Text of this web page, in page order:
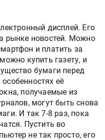
дисплей. Его
рынке новостей. Можно
и платить за
купить газету, и
бумаги перед
её
получаемые из
могут быть снова
И так 7-8 раз, пока
Пустить во
не так просто, его